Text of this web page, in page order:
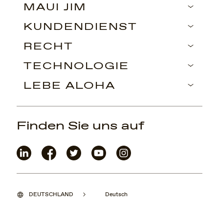
MAUI JIM
KUNDENDIENST
RECHT
TECHNOLOGIE
LEBE ALOHA
DEUTSCHLAND Deutsch
Finden Sie uns auf